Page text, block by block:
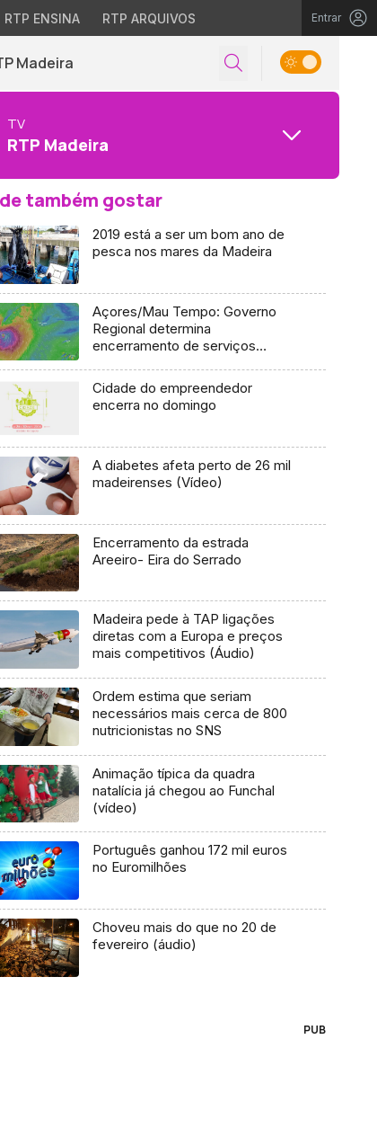
RTP ENSINA RTP ARQUIVOS Entrar
Madeira
TV
RTP Madeira
também gostar
2019 está a ser um bom ano de
pesca nos mares da Madeira
Açores/Mau Tempo: Governo
Regional determina
encerramento de serviços
Cidade do empreendedor
encerra no domingo
A diabetes afeta perto de 26 mil
madeirenses (Vídeo)
Encerramento da estrada
Areeiro- Eira do Serrado
Madeira pede à TAP ligações
diretas com a Europa e preços
mais competitivos (Áudio)
Ordem estima que seriam
necessários mais cerca de 800
nutricionistas no SNS
Animação típica da quadra
natalícia já chegou ao Funchal
(vídeo)
Português ganhou 172 mil euros
no Euromilhões
Choveu mais do que no 20 de
fevereiro (áudio)
PUB